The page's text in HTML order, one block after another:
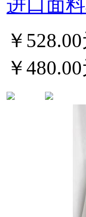
进口面
￥
￥